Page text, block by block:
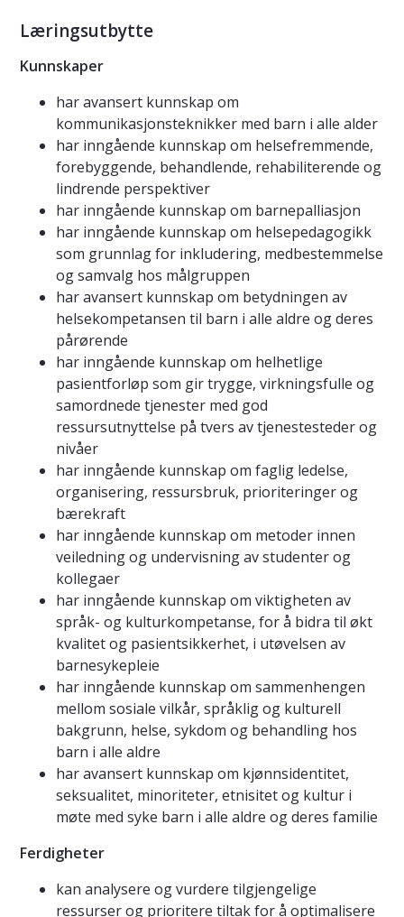
Læringsutbytte
Kunnskaper
har avansert kunnskap om
kommunikasjonsteknikker med barn i alle alder
har inngående kunnskap om helsefremmende,
forebyggende, behandlende, rehabiliterende og
lindrende perspektiver
har inngående kunnskap om barnepalliasjon
har inngående kunnskap om helsepedagogikk
som grunnlag for inkludering, medbestemmelse
og samvalg hos målgruppen
har avansert kunnskap om betydningen av
helsekompetansen til barn i alle aldre og deres
pårørende
har inngående kunnskap om helhetlige
pasientforløp som gir trygge, virkningsfulle og
samordnede tjenester med god
ressursutnyttelse på tvers av tjenestesteder og
nivåer
har inngående kunnskap om faglig ledelse,
organisering, ressursbruk, prioriteringer og
bærekraft
har inngående kunnskap om metoder innen
veiledning og undervisning av studenter og
kollegaer
har inngående kunnskap om viktigheten av
språk- og kulturkompetanse, for å bidra til økt
kvalitet og pasientsikkerhet, i utøvelsen av
barnesykepleie
har inngående kunnskap om sammenhengen
mellom sosiale vilkår, språklig og kulturell
bakgrunn, helse, sykdom og behandling hos
barn i alle aldre
har avansert kunnskap om kjønnsidentitet,
seksualitet, minoriteter, etnisitet og kultur i
møte med syke barn i alle aldre og deres familie
Ferdigheter
kan analysere og vurdere tilgjengelige
ressurser og prioritere tiltak for å optimalisere